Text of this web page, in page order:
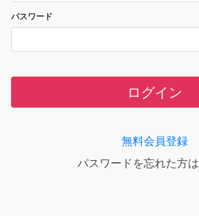
パスワード
ログイン
無料会員登録
パスワードを忘れた方は